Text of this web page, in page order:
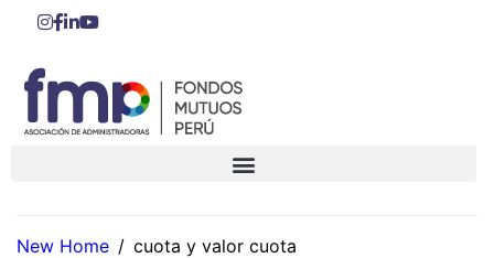
New Home / cuota y valor cuota